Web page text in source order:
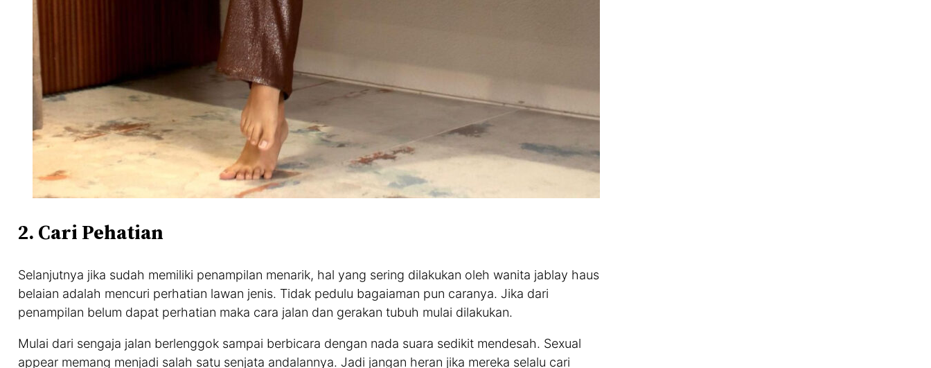
2. Cari Pehatian
Selanjutnya jika sudah memiliki penampilan menarik, hal yang sering dilakukan oleh wanita jablay haus
belaian adalah mencuri perhatian lawan jenis. Tidak pedulu bagaiaman pun caranya. Jika dari
penampilan belum dapat perhatian maka cara jalan dan gerakan tubuh mulai dilakukan.
Mulai dari sengaja jalan berlenggok sampai berbicara dengan nada suara sedikit mendesah. Sexual
appear memang menjadi salah satu senjata andalannya. Jadi jangan heran jika mereka selalu cari